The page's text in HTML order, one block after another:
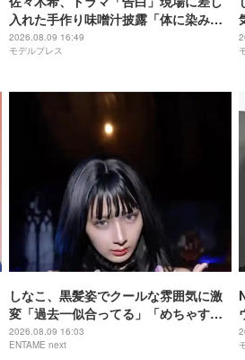
入れた手作り味噌汁披露「体に染み渡
るやつ」「夏に最適」の声
2026.08.09 16:49
モデルプレス
しなこ、黒髪姿でクールな雰囲気に激
変「過去一似合ってる」「めちゃす
き」と反響
2026.08.09 16:03
ENTAME next